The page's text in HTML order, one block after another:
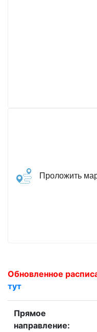
Проложить
Обновленное
тут
Прямое
направление: